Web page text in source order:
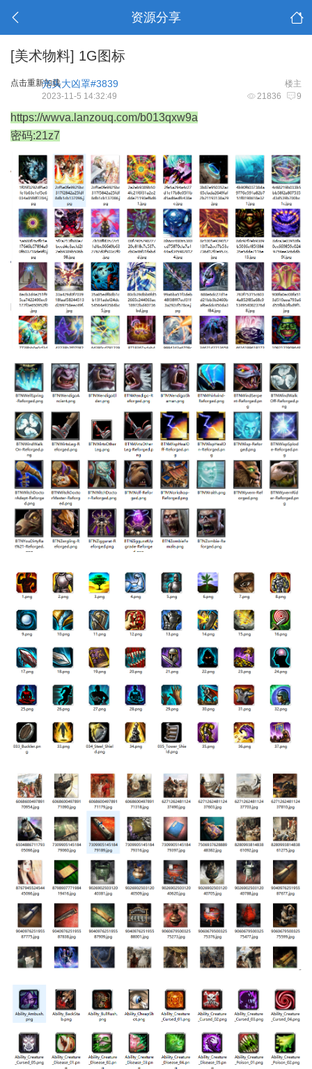
资源分享
[美术物料] 1G图标
点击重新加载 楼主
光头大凶罩#3839
21836 9
2023-11-5 14:32:49
https://wwva.lanzouq.com/b013qxw9a
密码:21z7